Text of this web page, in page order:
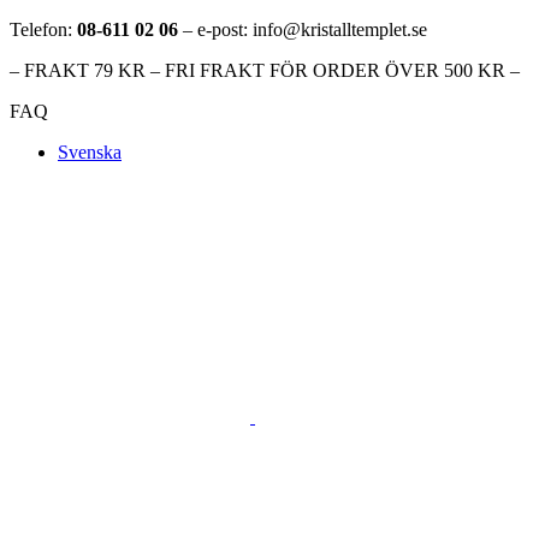
Telefon: 08-611 02 06 – e-post: info@kristalltemplet.se
– FRAKT 79 KR – FRI FRAKT FÖR ORDER ÖVER 500 KR –
FAQ
Svenska